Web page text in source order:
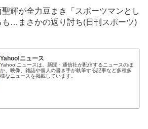
聖輝が全力豆まき「スポーツマンとし
も…まさかの返り討ち(日刊スポーツ)
Yahoo!ニュース
Yahoo!ニュースは、新聞・通信社が配信するニュースのほ
か、映像、雑誌や個人の書き手が執筆する記事など多種多
様なニュースを掲載しています。